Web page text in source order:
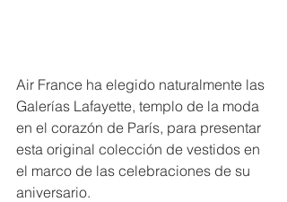
Air France ha elegido naturalmente las
Galerías Lafayette, templo de la moda
en el corazón de París, para presentar
esta original colección de vestidos en
el marco de las celebraciones de su
aniversario.